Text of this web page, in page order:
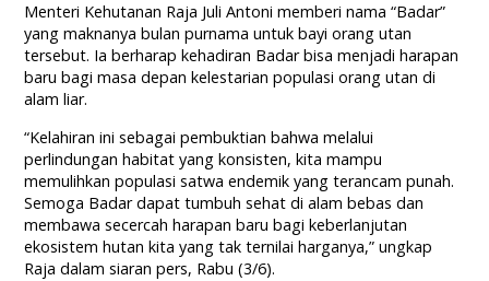
Menteri Kehutanan Raja Juli Antoni memberi nama “Badar”
yang maknanya bulan purnama untuk bayi orang utan
tersebut. Ia berharap kehadiran Badar bisa menjadi harapan
baru bagi masa depan kelestarian populasi orang utan di
alam liar.
“Kelahiran ini sebagai pembuktian bahwa melalui
perlindungan habitat yang konsisten, kita mampu
memulihkan populasi satwa endemik yang terancam punah.
Semoga Badar dapat tumbuh sehat di alam bebas dan
membawa secercah harapan baru bagi keberlanjutan
ekosistem hutan kita yang tak ternilai harganya,” ungkap
Raja dalam siaran pers, Rabu (3/6).